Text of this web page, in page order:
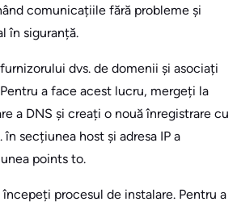
comunicațiile fără probleme și
în siguranță.
dvs. de domenii și asociați
a face acest lucru, mergeți la
a DNS și creați o nouă înregistrare cu
secțiunea host și adresa IP a
points to.
procesul de instalare. Pentru a